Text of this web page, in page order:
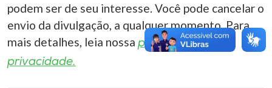
podem ser de seu interesse. Você pode cancelar o
envio da divulgação, a qualquer momento. Para
mais detalhes, leia nossa política de
privacidade.